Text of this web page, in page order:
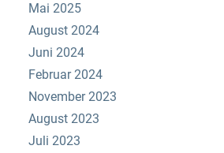
Mai 2025
August 2024
Juni 2024
Februar 2024
November 2023
August 2023
Juli 2023